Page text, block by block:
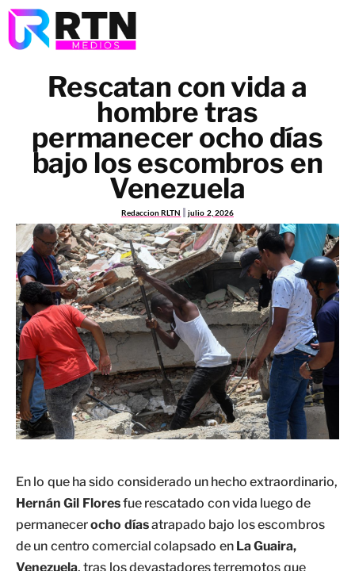
Rescatan con vida a
hombre tras
permanecer ocho días
bajo los escombros en
Venezuela
Redaccion RLTN julio 2, 2026
En lo que ha sido considerado un hecho extraordinario,
Hernán Gil Floresfue rescatado con vida luego de
permanecerocho díasatrapado bajo los escombros
de un centro comercial colapsado en La Guaira,
Venezuela, tras los devastadores terremotos que